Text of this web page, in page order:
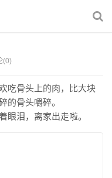
(0)
吃骨头上的肉，比大块
的骨头嚼碎。
眼泪，离家出走啦。